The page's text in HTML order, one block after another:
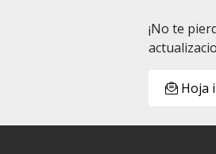
¡No te
Hoja